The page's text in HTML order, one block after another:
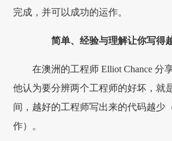
完成，并可以成功的运作。
简单、经验与理解让你写得
在澳洲的工程师 Elliot Chance 分
他认为要分辨两个工程师的好坏，就
间，越好的工程师写出来的代码越少
作）。